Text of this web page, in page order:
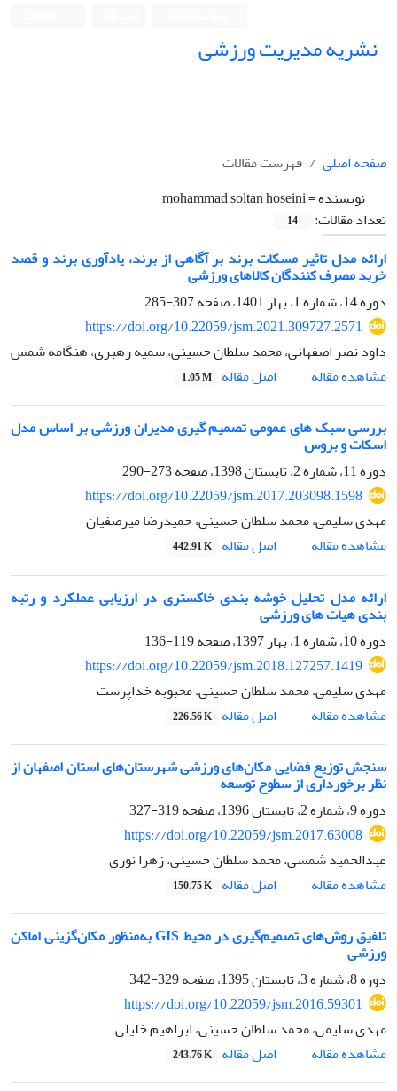
نشریه مدیریت ورزشی
صفحه اصلی
فهرست مقالات
نویسنده =mohammad soltan hoseini
تعداد مقالات:
14
ارائه مدل تاثیر مسکات برند بر آگاهی از برند، یادآوری برند و قصد
خرید مصرف کنندگان کالاهای ورزشی
دوره 14، شماره 1، بهار 1401، صفحه
307-285
https://doi.org/10.22059/jsm.2021.309727.2571
داود نصر اصفهانی، محمد سلطان حسینی، سمیه رهبری، هنگامه شمس
مشاهده مقاله
اصل مقاله 1.05 M
بررسی سبک های عمومی تصمیم گیری مدیران ورزشی بر اساس مدل
اسکات و بروس
دوره 11، شماره 2، تابستان 1398، صفحه
273-290
https://doi.org/10.22059/jsm.2017.203098.1598
مهدی سلیمی، محمد سلطان حسینی، حمیدرضا میرصفیان
مشاهده مقاله
اصل مقاله 442.91 K
ارائه مدل تحلیل خوشه بندی خاکستری در ارزیابی عملکرد و رتبه
بندی هیات های ورزشی
دوره 10، شماره 1، بهار 1397، صفحه
119-136
https://doi.org/10.22059/jsm.2018.127257.1419
مهدی سلیمی، محمد سلطان حسینی، محبوبه خداپرست
مشاهده مقاله
اصل مقاله 226.56 K
سنجش توزیع فضایی مکان‌های ورزشی شهرستان‌های استان اصفهان از
نظر برخورداری از سطوح توسعه
دوره 9، شماره 2، تابستان 1396، صفحه
319-327
https://doi.org/10.22059/jsm.2017.63008
عبدالحمید شمسی، محمد سلطان حسینی، زهرا نوری
مشاهده مقاله
اصل مقاله 150.75 K
تلفیق روش‌های تصمیم‌گیری در محیط GIS به‌منظور مکان‌گزینی اماکن
ورزشی
دوره 8، شماره 3، تابستان 1395، صفحه
329-342
https://doi.org/10.22059/jsm.2016.59301
مهدی سلیمی، محمد سلطان حسینی، ابراهیم خلیلی
مشاهده مقاله
اصل مقاله 243.76 K